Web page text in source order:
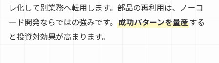
レ化して別業務へ転用します。部品の再利用は、ノーコ
ード開発ならではの強みです。 成功パターンを量産する
と投資対効果が高まります。